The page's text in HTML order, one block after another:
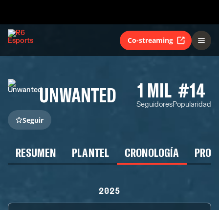
Co-streaming
UNWANTED 1 MIL
Seguidores
#14
Popularidad
Seguir
RESUMEN PLANTEL CRONOLOGÍA
2025